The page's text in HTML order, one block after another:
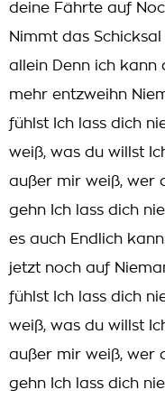
deine Fährte auf
Nimmt das
allein Denn ich kann
mehr entzweihn
fühlst Ich lass dich
weiß, was du willst
außer mir weiß, wer
gehn Ich lass dich
es auch Endlich
jetzt noch auf
fühlst Ich lass dich
weiß, was du willst
außer mir weiß, wer
gehn Ich lass dich